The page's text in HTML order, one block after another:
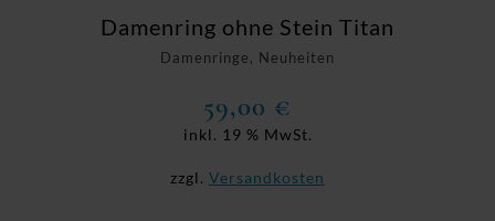
Damenringe, Neuheiten
Damenring ohne Stein Titan
59,00 €
inkl. 19 % MwSt.
zzgl. Versandkosten